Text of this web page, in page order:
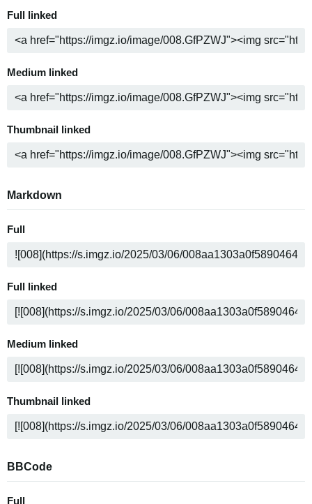
Full linked
Medium linked
Thumbnail linked
Markdown
Full
Full linked
Medium linked
Thumbnail linked
BBCode
Full